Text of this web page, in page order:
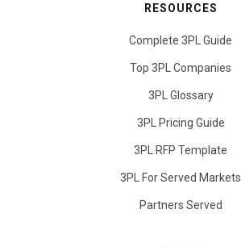
RESOURCES
Complete 3PL Guide
Top 3PL Companies
3PL Glossary
3PL Pricing Guide
3PL RFP Template
3PL For Served Markets
Partners Served